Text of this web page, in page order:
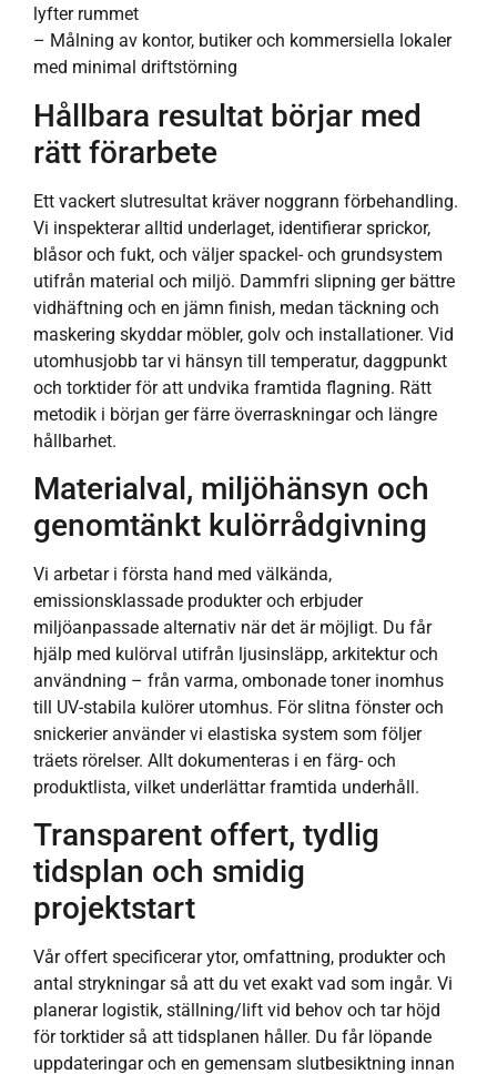
lyfter rummet
– Målning av kontor, butiker och kommersiella lokaler
med minimal driftstörning
Hållbara resultat börjar med
rätt förarbete
Ett vackert slutresultat kräver noggrann förbehandling.
Vi inspekterar alltid underlaget, identifierar sprickor,
blåsor och fukt, och väljer spackel- och grundsystem
utifrån material och miljö. Dammfri slipning ger bättre
vidhäftning och en jämn finish, medan täckning och
maskering skyddar möbler, golv och installationer. Vid
utomhusjobb tar vi hänsyn till temperatur, daggpunkt
och torktider för att undvika framtida flagning. Rätt
metodik i början ger färre överraskningar och längre
hållbarhet.
Materialval, miljöhänsyn och
genomtänkt kulörrådgivning
Vi arbetar i första hand med välkända,
emissionsklassade produkter och erbjuder
miljöanpassade alternativ när det är möjligt. Du får
hjälp med kulörval utifrån ljusinsläpp, arkitektur och
användning – från varma, ombonade toner inomhus
till UV-stabila kulörer utomhus. För slitna fönster och
snickerier använder vi elastiska system som följer
träets rörelser. Allt dokumenteras i en färg- och
produktlista, vilket underlättar framtida underhåll.
Transparent offert, tydlig
tidsplan och smidig
projektstart
Vår offert specificerar ytor, omfattning, produkter och
antal strykningar så att du vet exakt vad som ingår. Vi
planerar logistik, ställning/lift vid behov och tar höjd
för torktider så att tidsplanen håller. Du får löpande
uppdateringar och en gemensam slutbesiktning innan